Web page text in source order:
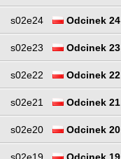
s02e24 Odcinek 24
s02e23 Odcinek 23
s02e22 Odcinek 22
s02e21 Odcinek 21
s02e20 Odcinek 20